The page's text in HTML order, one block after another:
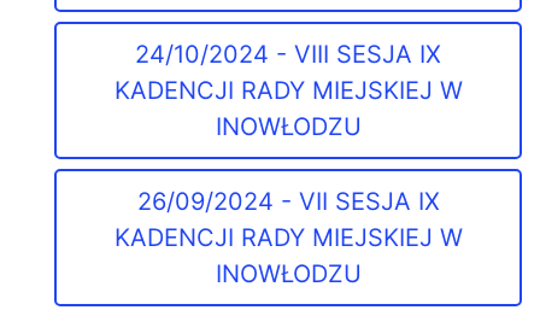
24/10/2024 - VIII SESJA IX
KADENCJI RADY MIEJSKIEJ W
INOWŁODZU
26/09/2024 - VII SESJA IX
KADENCJI RADY MIEJSKIEJ W
INOWŁODZU